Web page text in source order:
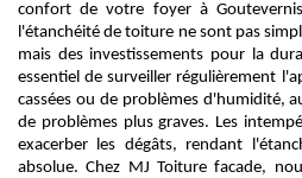
confort de votre foyer à
l'étanchéité de toiture ne sont pas
mais des investissements pour la
essentiel de surveiller régulièrement
cassées ou de problèmes d'humidité,
de problèmes plus graves. Les
exacerber les dégâts, rendant
absolue. Chez MJ Toiture facade,